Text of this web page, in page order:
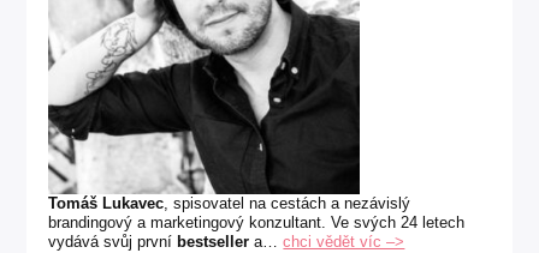
Tomáš Lukavec , spisovatel na cestách a nezávislý
brandingový a marketingový konzultant. Ve svých 24 letech
vydává svůj první bestseller a…chci vědět víc –>